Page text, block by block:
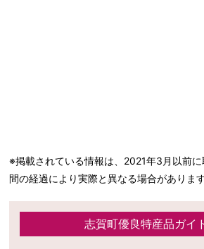
※掲載されている情報は、2021年3月以前
間の経過により実際と異なる場合があります
志賀町優良特産品ガイ